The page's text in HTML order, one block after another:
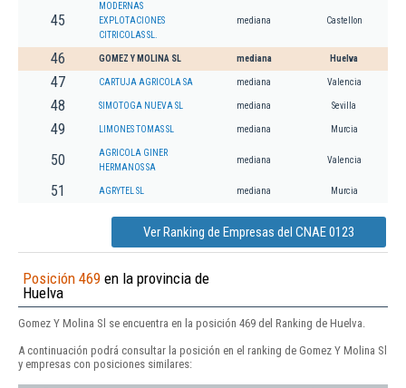
45
MODERNAS
EXPLOTACIONES
CITRICOLAS SL.
mediana Castellon
46 GOMEZ Y MOLINA SL mediana Huelva
47 CARTUJA AGRICOLA SA mediana Valencia
48 SIMOTOGA NUEVA SL mediana Sevilla
49 LIMONES TOMAS SL mediana Murcia
50
AGRICOLA GINER
HERMANOS SA
mediana Valencia
51 AGRYTEL SL mediana Murcia
Ver Ranking de Empresas del CNAE 0123
Posición 469 en la provincia de
Huelva
Gomez Y Molina Sl se encuentra en la posición 469 del Ranking de Huelva.
A continuación podrá consultar la posición en el ranking de Gomez Y Molina Sl
y empresas con posiciones similares: